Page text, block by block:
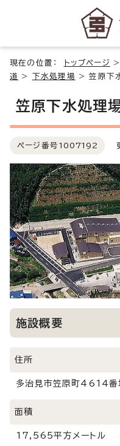
現在の位置： トップページ
道
> 下水処理場 >笠原下
笠原下水処理
ページ番号 1007192 更
施設概要
住所
多治見市笠原町4614番
面積
17,565平方メートル